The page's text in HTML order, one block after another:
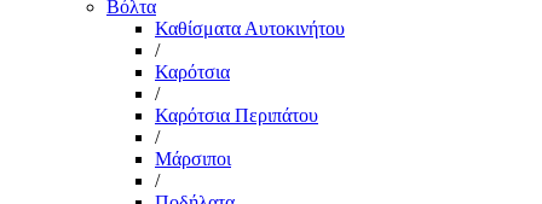
Βόλτα
Καθίσματα Αυτοκινήτου
/
Καρότσια
/
Καρότσια Περιπάτου
/
Μάρσιποι
/